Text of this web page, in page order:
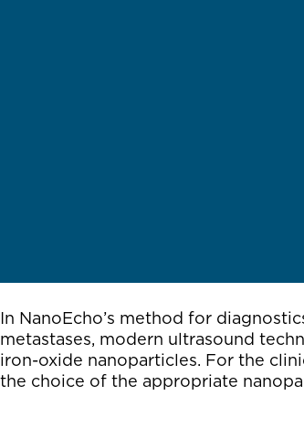
In NanoEcho’s method for
metastases, modern ultrasound
iron-oxide nanoparticles. For the
the choice of the appropriate